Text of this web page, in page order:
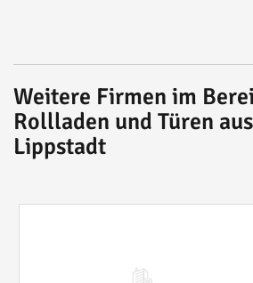
Weitere Firmen im
Rollladen und Türen
Lippstadt